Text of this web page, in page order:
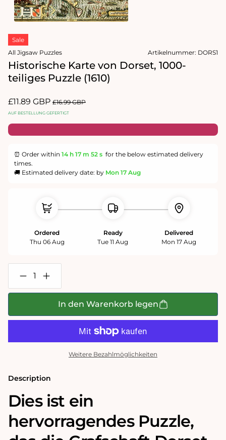
1
in
Modal
Modal
öffnen
Sale
All Jigsaw Puzzles
Artikelnummer: DORS1
Historische Karte von Dorset, 1000-
teiliges Puzzle (1610)
Verkaufspreis
£11.89 GBP Normaler
Preis
£16.99 GBP
AUF BESTELLUNG GEFERTIGT
⏰ Order within 14 h 17 m 51 s for the below estimated delivery
times.
🚚 Estimated delivery date: by Mon 17 Aug
Ordered
Thu 06 Aug
Ready
Tue 11 Aug
Delivered
Mon 17 Aug
Verringere
die
Menge
Karte
1000-
Erhöhe
die
Menge
Karte
1000-
teiliges
In den Warenkorb legen
Weitere Bezahlmöglichkeiten
Description
Dies ist ein
hervorragendes Puzzle,